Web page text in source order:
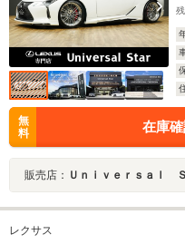
無
料
在庫
販売店： Ｕｎｉｖｅｒｓａｌ
レクサス